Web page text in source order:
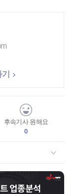
후속기사 원해요
0